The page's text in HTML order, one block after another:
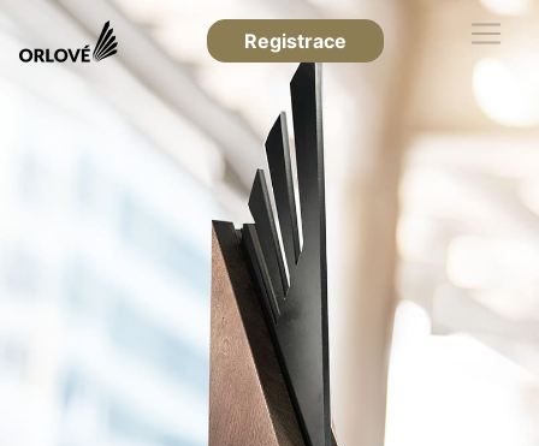
Registrace